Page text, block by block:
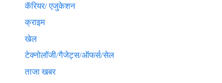
कॅरियर/ एजुकेशन
क्राइम
खेल
टेक्नाेलाॅजी/गैजेट्स/ऑफर्स/सेल
ताजा खबर